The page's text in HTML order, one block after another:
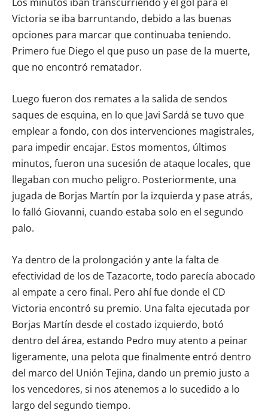
Victoria se iba barruntando, debido a las buenas
opciones para marcar que continuaba teniendo.
Primero fue Diego el que puso un pase de la muerte,
que no encontró rematador.
Luego fueron dos remates a la salida de sendos
saques de esquina, en lo que Javi Sardá se tuvo que
emplear a fondo, con dos intervenciones magistrales,
para impedir encajar. Estos momentos, últimos
minutos, fueron una sucesión de ataque locales, que
llegaban con mucho peligro. Posteriormente, una
jugada de Borjas Martín por la izquierda y pase atrás,
lo falló Giovanni, cuando estaba solo en el segundo
palo.
Ya dentro de la prolongación y ante la falta de
efectividad de los de Tazacorte, todo parecía abocado
al empate a cero final. Pero ahí fue donde el CD
Victoria encontró su premio. Una falta ejecutada por
Borjas Martín desde el costado izquierdo, botó
dentro del área, estando Pedro muy atento a peinar
ligeramente, una pelota que finalmente entró dentro
del marco del Unión Tejina, dando un premio justo a
los vencedores, si nos atenemos a lo sucedido a lo
largo del segundo tiempo.